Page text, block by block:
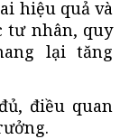
hiệu quả và
tư nhân, quy
lại tăng
điều quan